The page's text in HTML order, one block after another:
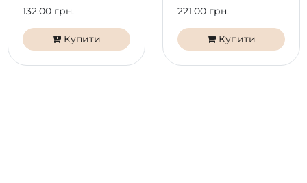
132.00 грн.
Купити
221.00 грн.
Купити